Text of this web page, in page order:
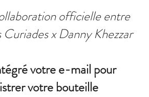
officielle entre
x Danny Khezzar
votre e-mail pour
votre bouteille